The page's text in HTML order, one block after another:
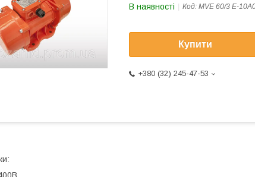
В наявності Код: MVE 60/3 E-
Купити
+380 (32) 245-47-53